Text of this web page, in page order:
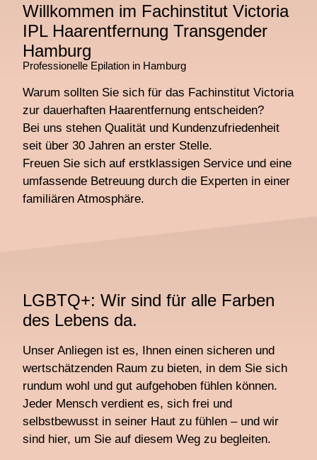
Willkommen im Fachinstitut Victoria
IPL Haarentfernung Transgender
Hamburg
Professionelle Epilation in Hamburg
Warum sollten Sie sich für das Fachinstitut Victoria
zur dauerhaften Haarentfernung entscheiden?
Bei uns stehen Qualität und Kundenzufriedenheit
seit über 30 Jahren an erster Stelle.
Freuen Sie sich auf erstklassigen Service und eine
umfassende Betreuung durch die Experten in einer
familiären Atmosphäre.
LGBTQ+: Wir sind für alle Farben
des Lebens da.
Unser Anliegen ist es, Ihnen einen sicheren und
wertschätzenden Raum zu bieten, in dem Sie sich
rundum wohl und gut aufgehoben fühlen können.
Jeder Mensch verdient es, sich frei und
selbstbewusst in seiner Haut zu fühlen – und wir
sind hier, um Sie auf diesem Weg zu begleiten.